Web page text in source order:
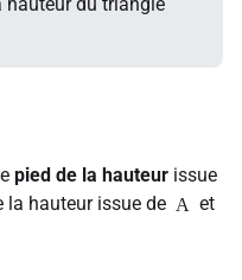
hauteur du triangle
pied de la hauteur issue
la hauteur issue de A et